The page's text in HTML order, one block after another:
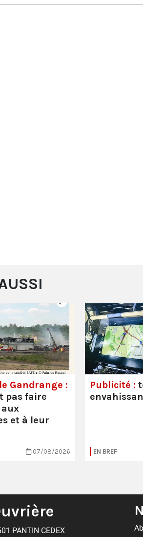
Gandrange :
pas faire
et à leur
07/08/2026
Publicité :
EN BREF
PANTIN CEDEX